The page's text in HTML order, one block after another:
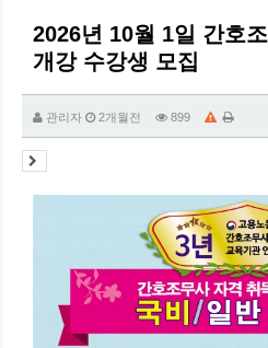
2026년 10월 1일 간호
개강 수강생 모집
관리자 2개월전 899